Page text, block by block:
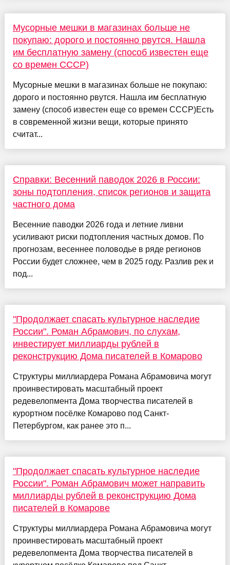
Мусорные мешки в магазинах больше не
покупаю: дорого и постоянно рвутся. Нашла
им бесплатную замену (способ известен еще
со времен СССР)
Мусорные мешки в магазинах больше не покупаю:
дорого и постоянно рвутся. Нашла им бесплатную
замену (способ известен еще со времен СССР)Есть
в современной жизни вещи, которые принято
считат...
Справки: Весенний паводок 2026 в России:
зоны подтопления, список регионов и защита
частного дома
Весенние паводки 2026 года и летние ливни
усиливают риски подтопления частных домов. По
прогнозам, весеннее половодье в ряде регионов
России будет сложнее, чем в 2025 году. Разлив рек и
под...
"Продолжает спасать культурное наследие
России". Роман Абрамович, по слухам,
инвестирует миллиарды рублей в
реконструкцию Дома писателей в Комарово
Структуры миллиардера Романа Абрамовича могут
проинвестировать масштабный проект
редевелопмента Дома творчества писателей в
курортном посёлке Комарово под Санкт-
Петербургом, как ранее это п...
"Продолжает спасать культурное наследие
России". Роман Абрамович может направить
миллиарды рублей в реконструкцию Дома
писателей в Комарове
Структуры миллиардера Романа Абрамовича могут
проинвестировать масштабный проект
редевелопмента Дома творчества писателей в